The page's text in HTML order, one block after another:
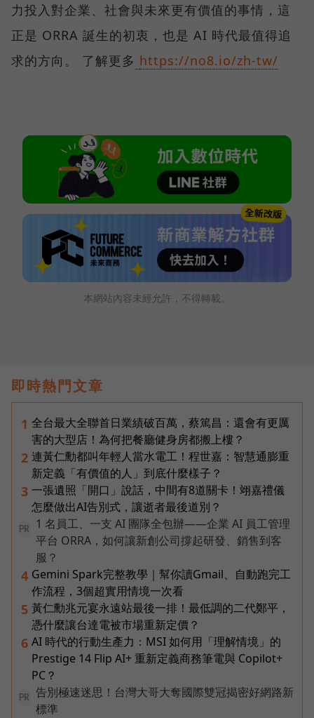
力投入對企業、社會與未來更有價值的事情，這
正是 ORRA 誕生的初衷，也是 AI 時代最值得追
求的方向。 了解更多 https://no8.io/zh-tw/
本網站內容未經允許，不得轉載。
即時熱門文章
1 全台最大全聯首日業績破百萬，蔡篤昌：還會有更厲
害的大型店！為何把餐廳健身房都搬上樓？
2 連黃仁勳都叫年輕人當水電工！程世嘉：智慧通膨重
新定義「有價值的人」到底什麼樣子？
3 一張遺照「開口」說話，中間有8道關卡！翊嘉禮儀
怎麼做出AI告別式，讓逝者最後道別？
PR
1 名員工、一支 AI 團隊全包辦——企業 AI 員工管理
平台 ORRA，如何讓新創公司撐起研發、銷售到客
服？
4 Gemini Spark完整教學｜幫你讀Gmail、自動跑完工
作流程，3個超實用情境一次看
5 黃仁勳兆元宴永遠站最後一排！最低調的二代鄭平，
憑什麼讓台達電被市場重新定價？
6 AI 時代的行動生產力：MSI 如何用「理解情境」的
Prestige 14 Flip AI+ 重新定義商務筆電與 Copilot+
PC？
PR
告別極速迷思！台灣大哥大奪國際雙冠揭密好網路新
標準